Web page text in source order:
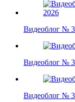
Видеоблог №
Видеоблог №
Видеоблог №